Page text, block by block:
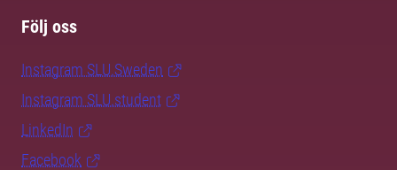
Följ oss
Instagram SLU.Sweden
Instagram SLU.student
LinkedIn
Facebook